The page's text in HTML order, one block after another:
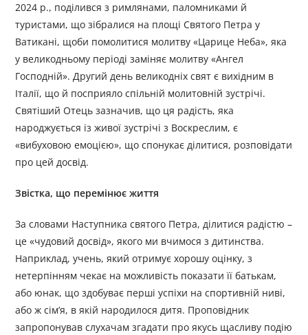
2024 р., поділився з римлянами, паломниками й
туристами, що зібралися на площі Святого Петра у
Ватикані, щоби помолитися молитву «Царице Неба», яка
у великодньому періоді заміняє молитву «Ангел
Господній». Другий день великодніх свят є вихідним в
Італії, що й посприяло спільній молитовній зустрічі.
Святіший Отець зазначив, що ця радість, яка
народжується із живої зустрічі з Воскреслим, є
«вибуховою емоцією», що спонукає ділитися, розповідати
про цей досвід.
Звістка, що перемінює життя
За словами Наступника святого Петра, ділитися радістю –
це «чудовий досвід», якого ми вчимося з дитинства.
Наприклад, учень, який отримує хорошу оцінку, з
нетерпінням чекає на можливість показати її батькам,
або юнак, що здобуває перші успіхи на спортивній ниві,
або ж сім’я, в якій народилося дитя. Проповідник
запропонував слухачам згадати про якусь щасливу подію